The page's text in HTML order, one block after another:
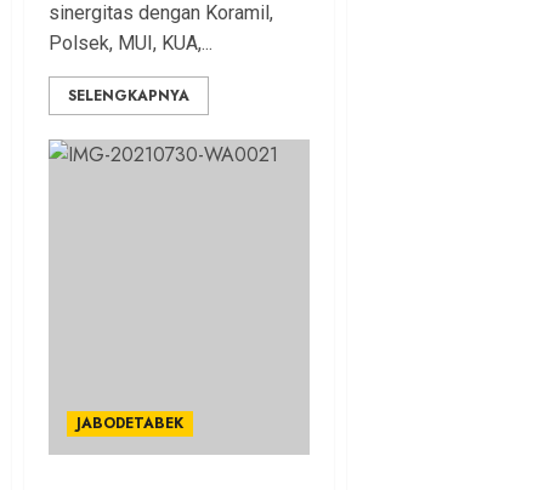
sinergitas dengan Koramil,
Polsek, MUI, KUA,...
SELENGKAPNYA
JABODETABEK